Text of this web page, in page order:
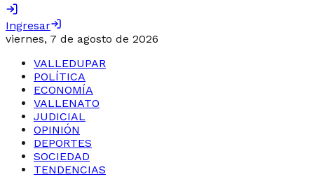
Ingresar
viernes, 7 de agosto de 2026
VALLEDUPAR
POLÍTICA
ECONOMÍA
VALLENATO
JUDICIAL
OPINIÓN
DEPORTES
SOCIEDAD
TENDENCIAS